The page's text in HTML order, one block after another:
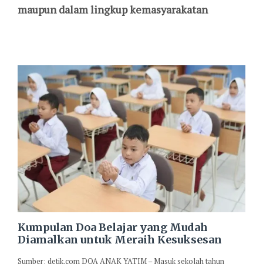
maupun dalam lingkup kemasyarakatan
Kumpulan Doa Belajar yang Mudah
Diamalkan untuk Meraih Kesuksesan
Sumber: detik.com DOA ANAK YATIM – Masuk sekolah tahun